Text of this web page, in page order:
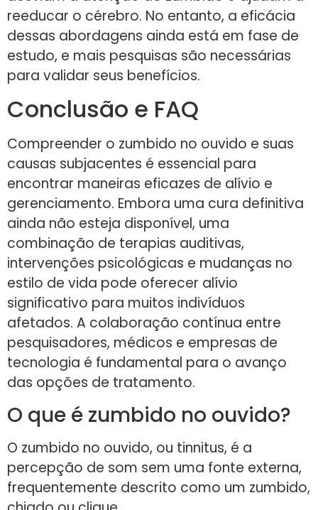
reeducar o cérebro. No entanto, a eficácia
dessas abordagens ainda está em fase de
estudo, e mais pesquisas são necessárias
para validar seus benefícios.
Conclusão e FAQ
Compreender o zumbido no ouvido e suas
causas subjacentes é essencial para
encontrar maneiras eficazes de alívio e
gerenciamento. Embora uma cura definitiva
ainda não esteja disponível, uma
combinação de terapias auditivas,
intervenções psicológicas e mudanças no
estilo de vida pode oferecer alívio
significativo para muitos indivíduos
afetados. A colaboração contínua entre
pesquisadores, médicos e empresas de
tecnologia é fundamental para o avanço
das opções de tratamento.
O que é zumbido no ouvido?
O zumbido no ouvido, ou tinnitus, é a
percepção de som sem uma fonte externa,
frequentemente descrito como um zumbido,